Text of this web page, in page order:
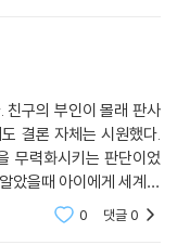
결론 자체는 시원했다.
무력화시키는 판단이었
책을 읽
0 댓글0